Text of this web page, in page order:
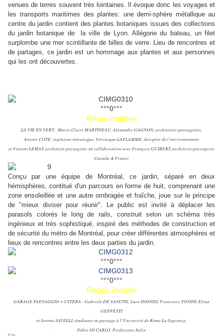
venues de terres souvent très lointaines. Il évoque donc les voyages et
les transports maritimes des plantes: une demi-sphère métallique au
centre du jardin contient des plantes botaniques issues des collections
du jardin botanique de la ville de Lyon. Allégorie du bateau, un filet
surplombe une mer scintillante de billes de verre. Lieu de rencontres et
de partages, ce jardin est un hommage aux plantes et aux personnes
qui les ont découvertes.
°°°0°°°
Réuni-ombres
LA VIE EN VERT : Marie-Claire MARTINEAU, Alexandre GAGNON, architectes-paysagistes,
Antony COTE, ingénieur mécanique, Véronique LAFLAMME, designer de l’environnement
et Vincent LEMAY, architecte paysagiste, en collaboration avec François GUIBERT, architecte-paysagiste,
Canada & France
Conçu par une équipe de Montréal, ce jardin, séparé en deux
hémisphères, contitué d'un parcours en forme de huit, comprenant une
zone ensoleillée et une autre ombragée et fraîche, joue sur le principe
de "mieux diviser pour réunir". Le public est invité à déplacer les
parasols colorés le long de rails, construit selon un schéma très
ingénieux et très sophistiqué, inspiré des méthodes de construction et
de sécurité du métro de Montréal, pour créer différentes atmosphères et
lieux de rencontres entre les deux parties du jardin.
°°°0°°°
°°°0°°°
Repos éternel
GARAGE PAESAGGIO + CYTERA : Gabriele DE SANCTIS, Luca DIONISI, Francesco TONINI, Elena
GEPPETTI
et Serena SAVELLI, étudiants en paysage à l’Université de Rome La Sapienza,
Fabio DI CARLO, Professeur, Italie